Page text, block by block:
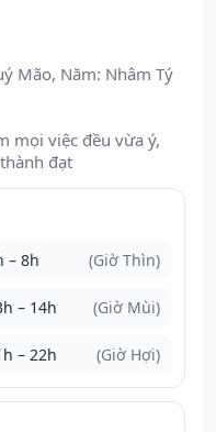
Mão, Năm: Nhâm Tý
mọi việc đều vừa ý,
đạt
– 8h (Giờ Thìn)
– 14h (Giờ Mùi)
– 22h (Giờ Hợi)